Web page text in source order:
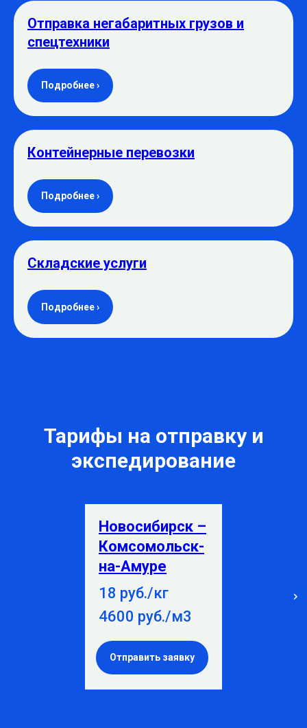
Отправка негабаритных грузов и
спецтехники
Подробнее ›
Контейнерные перевозки
Подробнее ›
Складские услуги
Подробнее ›
Тарифы на отправку и
экспедирование
Новосибирск –
Комсомольск-
на-Амуре
18 руб./кг
4600 руб./м3
Отправить заявку